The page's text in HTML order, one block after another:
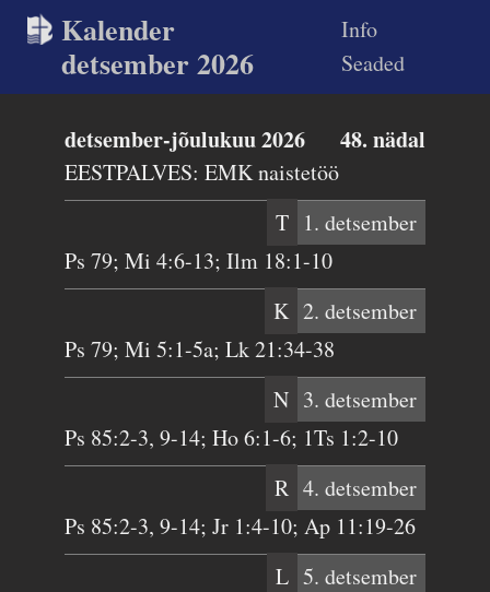
Kalender
detsember 2026
Info
Seaded
48. nädal
detsember-jõulukuu 2026
EESTPALVES: EMK naistetöö
T 1. detsember
Ps 79; Mi 4:6-13; Ilm 18:1-10
K 2. detsember
Ps 79; Mi 5:1-5a; Lk 21:34-38
N 3. detsember
Ps 85:2-3, 9-14; Ho 6:1-6; 1Ts 1:2-10
R 4. detsember
Ps 85:2-3, 9-14; Jr 1:4-10; Ap 11:19-26
L 5. detsember